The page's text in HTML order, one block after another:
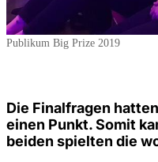
Publikum Big Prize 2019
Die Finalfragen
einen Punkt. Somit
beiden spielten die